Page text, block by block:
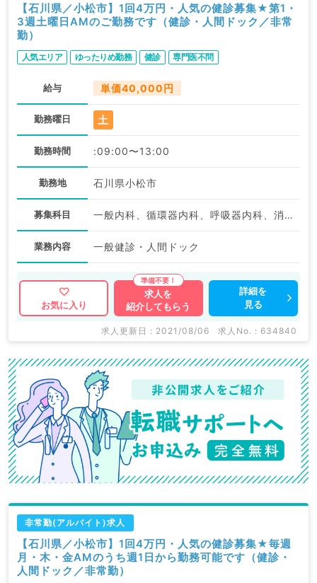
【石川県／小松市】1回4万円・人気の健診募集★第1・
3週土曜日AMのご勤務です（健診・人間ドック／非常
勤）
人気エリア ゆったりめ勤務 健診 専門医不問
給与 単価40,000円
勤務曜日 土
勤務時間 :09:00〜13:00
勤務地 石川県小松市
募集科目 一般内科、循環器内科、呼吸器内科、消化器内科、内分泌・代謝内科、腎臓内科、血液内科
業務内容 一般健診・人間ドック
お気に入り
求人を
紹介してもらう
詳細を
見る
求人更新日 : 2021/08/06 求人No. : 634840
非常勤(アルバイト)求人
【石川県／小松市】1回4万円・人気の健診募集★毎週
月・木・金AMのうち週1日から勤務可能です（健診・
人間ドック／非常勤）